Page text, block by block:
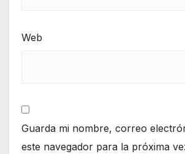
Web
Guarda mi nombre, correo
este navegador para la próxima